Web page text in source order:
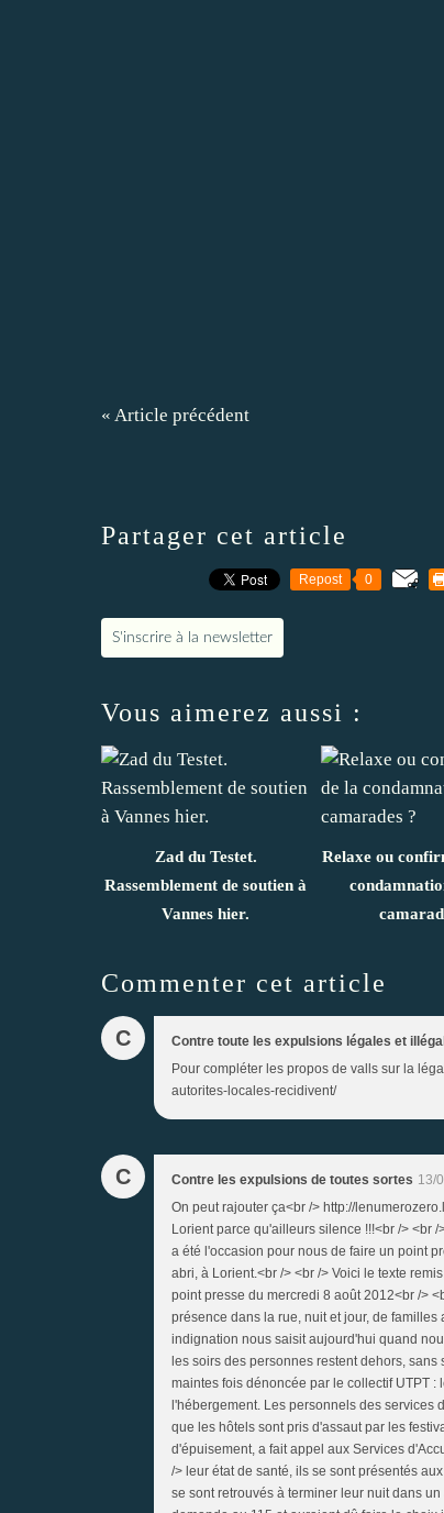
« Article précédent
Partager cet article
Repost 0
S'inscrire à la newsletter
Vous aimerez aussi :
Zad du Testet.
Rassemblement de soutien à
Vannes hier.
Relaxe ou
Commenter cet article
C Contre toute les expulsions légales et
Pour compléter les propos de valls sur la
autorites-locales-recidivent/
C Contre les expulsions de toutes sortes 13/
On peut rajouter ça<br /> http://
Lorient parce qu'ailleurs silence !!!<br /> <br
a été l'occasion pour nous de faire un point
abri, à Lorient.<br /> <br /> Voici le texte
point presse du mercredi 8 août 2012<br />
présence dans la rue, nuit et jour, de
indignation nous saisit aujourd'hui quand
les soirs des personnes restent dehors,
maintes fois dénoncée par le collectif UTPT
l'hébergement. Les personnels des services
que les hôtels sont pris d'assaut par les
d'épuisement, a fait appel aux Services
/> leur état de santé, ils se sont présentés
se sont retrouvés à terminer leur nuit dans